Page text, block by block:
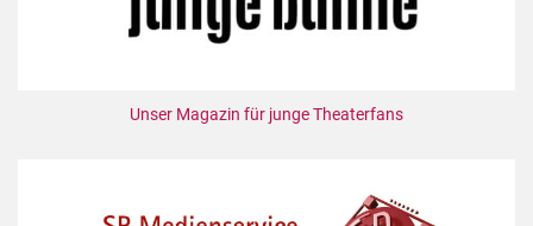
Unser Magazin für junge Theaterfans